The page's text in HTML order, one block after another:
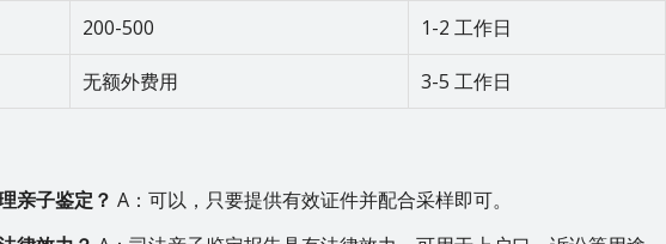
200-500 1-2 工作日
无额外费用 3-5 工作日
亲子鉴定？ A：可以，只要提供有效证件并配合采样即可。